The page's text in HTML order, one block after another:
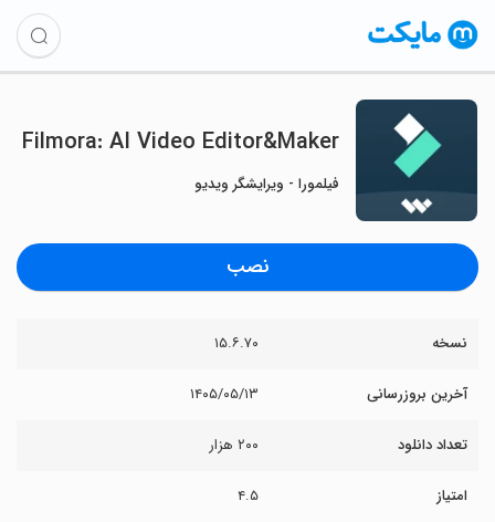
Filmora: AI Video Editor&Maker
فیلمورا - ویرایشگر ویدیو
نصب
نسخه ۱۵.۶.۷۰
آخرین بروزرسانی ۱۴۰۵/۰۵/۱۳
تعداد دانلود ۲۰۰ هزار
امتیاز ۴.۵